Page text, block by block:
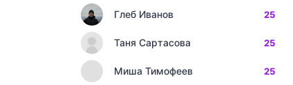
Глеб Иванов 25
Таня Сартасова 25
Миша Тимофеев 25